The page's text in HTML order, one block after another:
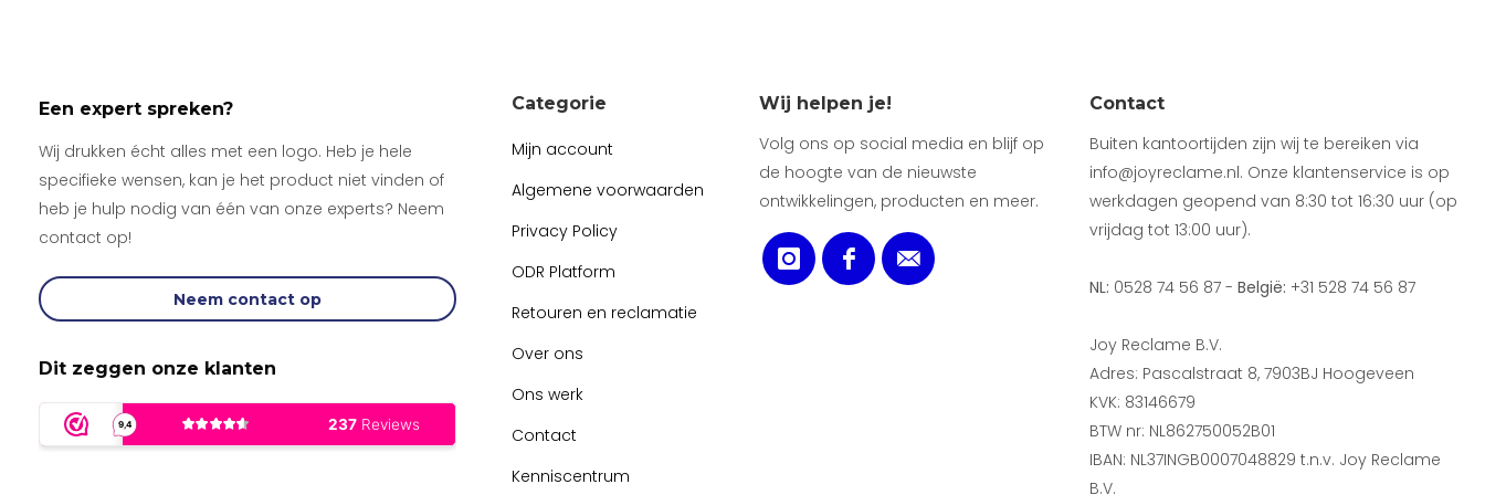
Een expert spreken?
Wij drukken écht alles met een logo. Heb je hele
specifieke wensen, kan je het product niet vinden of
heb je hulp nodig van één van onze experts? Neem
contact op!
Neem contact op
Dit zeggen onze klanten
Categorie
Mijn account
Algemene voorwaarden
Privacy Policy
ODR Platform
Retouren en reclamatie
Over ons
Ons werk
Contact
Kenniscentrum
Wij helpen je!
Volg ons op social media en blijf op
de hoogte van de nieuwste
ontwikkelingen, producten en meer.
Contact
Buiten kantoortijden zijn wij te bereiken via
info@joyreclame.nl. Onze klantenservice is op
werkdagen geopend van 8:30 tot 16:30 uur (op
vrijdag tot 13:00 uur).
NL: 0528 74 56 87 - België: +31 528 74 56 87
Joy Reclame B.V.
Adres: Pascalstraat 8, 7903BJ Hoogeveen
KVK: 83146679
BTW nr: NL862750052B01
IBAN: NL37INGB0007048829 t.n.v. Joy Reclame
B.V.